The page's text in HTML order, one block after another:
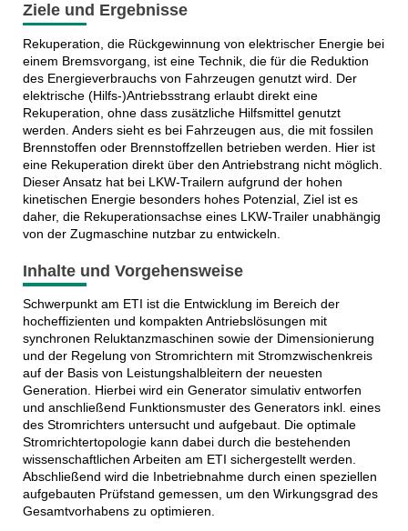
Ziele und Ergebnisse
Rekuperation, die Rückgewinnung von elektrischer Energie bei
einem Bremsvorgang, ist eine Technik, die für die Reduktion
des Energieverbrauchs von Fahrzeugen genutzt wird. Der
elektrische (Hilfs-)Antriebsstrang erlaubt direkt eine
Rekuperation, ohne dass zusätzliche Hilfsmittel genutzt
werden. Anders sieht es bei Fahrzeugen aus, die mit fossilen
Brennstoffen oder Brennstoffzellen betrieben werden. Hier ist
eine Rekuperation direkt über den Antriebstrang nicht möglich.
Dieser Ansatz hat bei LKW-Trailern aufgrund der hohen
kinetischen Energie besonders hohes Potenzial, Ziel ist es
daher, die Rekuperationsachse eines LKW-Trailer unabhängig
von der Zugmaschine nutzbar zu entwickeln.
Inhalte und Vorgehensweise
Schwerpunkt am ETI ist die Entwicklung im Bereich der
hocheffizienten und kompakten Antriebslösungen mit
synchronen Reluktanzmaschinen sowie der Dimensionierung
und der Regelung von Stromrichtern mit Stromzwischenkreis
auf der Basis von Leistungshalbleitern der neuesten
Generation. Hierbei wird ein Generator simulativ entworfen
und anschließend Funktionsmuster des Generators inkl. eines
des Stromrichters untersucht und aufgebaut. Die optimale
Stromrichtertopologie kann dabei durch die bestehenden
wissenschaftlichen Arbeiten am ETI sichergestellt werden.
Abschließend wird die Inbetriebnahme durch einen speziellen
aufgebauten Prüfstand gemessen, um den Wirkungsgrad des
Gesamtvorhabens zu optimieren.